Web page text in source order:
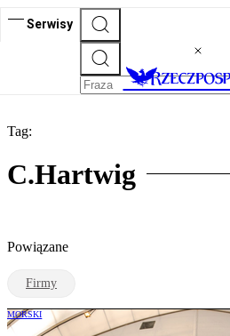
Serwisy
Tag:
C.Hartwig
Powiązane
Firmy
MORSKI